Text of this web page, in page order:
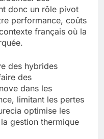
donc un rôle pivot
performance, coûts
français où la
des hybrides
des
dans les
limitant les pertes
optimise les
gestion thermique